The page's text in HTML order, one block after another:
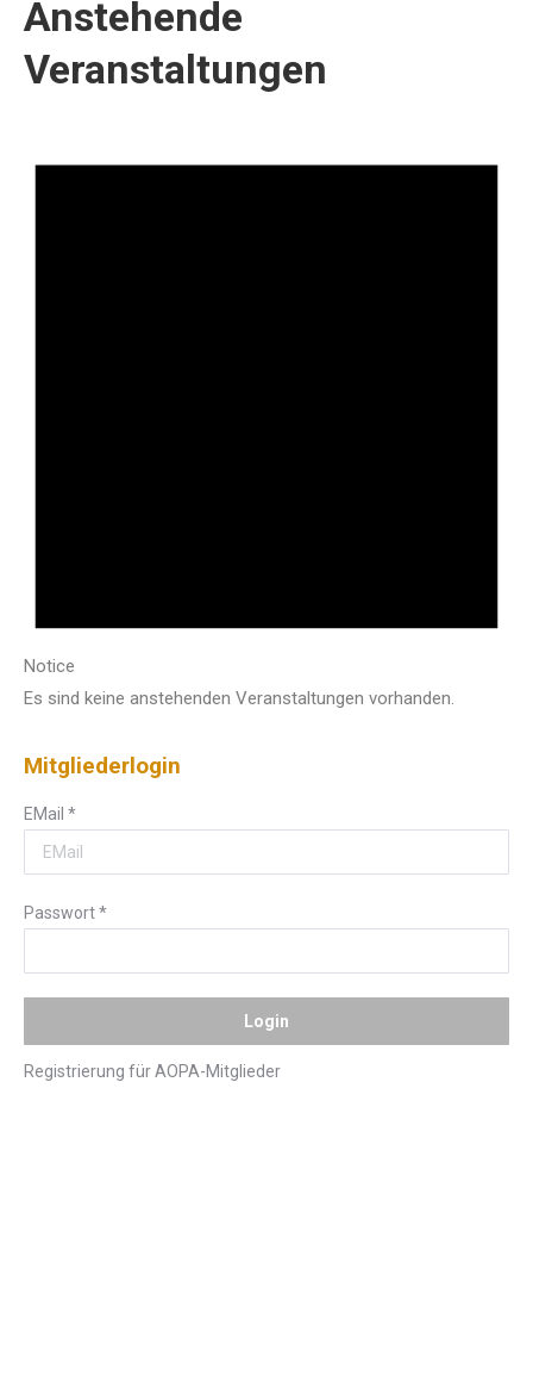
Anstehende
Veranstaltungen
Notice
Es sind keine anstehenden Veranstaltungen vorhanden.
Mitgliederlogin
EMail *
Passwort*
Registrierung für AOPA-Mitglieder